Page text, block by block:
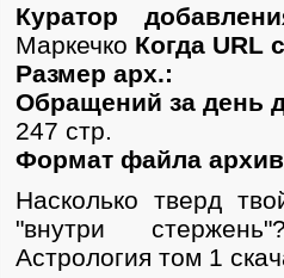
Куратор
Маркечко Когда URL
Размер арх.:
Обращений за день
247 стр.
Формат файла
Насколько тверд
"внутри
Астрология том 1